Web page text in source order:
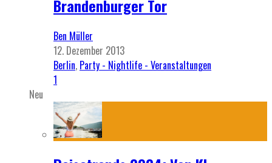
Brandenburger Tor
Ben Müller
12. Dezember 2013
Berlin, Party - Nightlife - Veranstaltungen
1
Neu